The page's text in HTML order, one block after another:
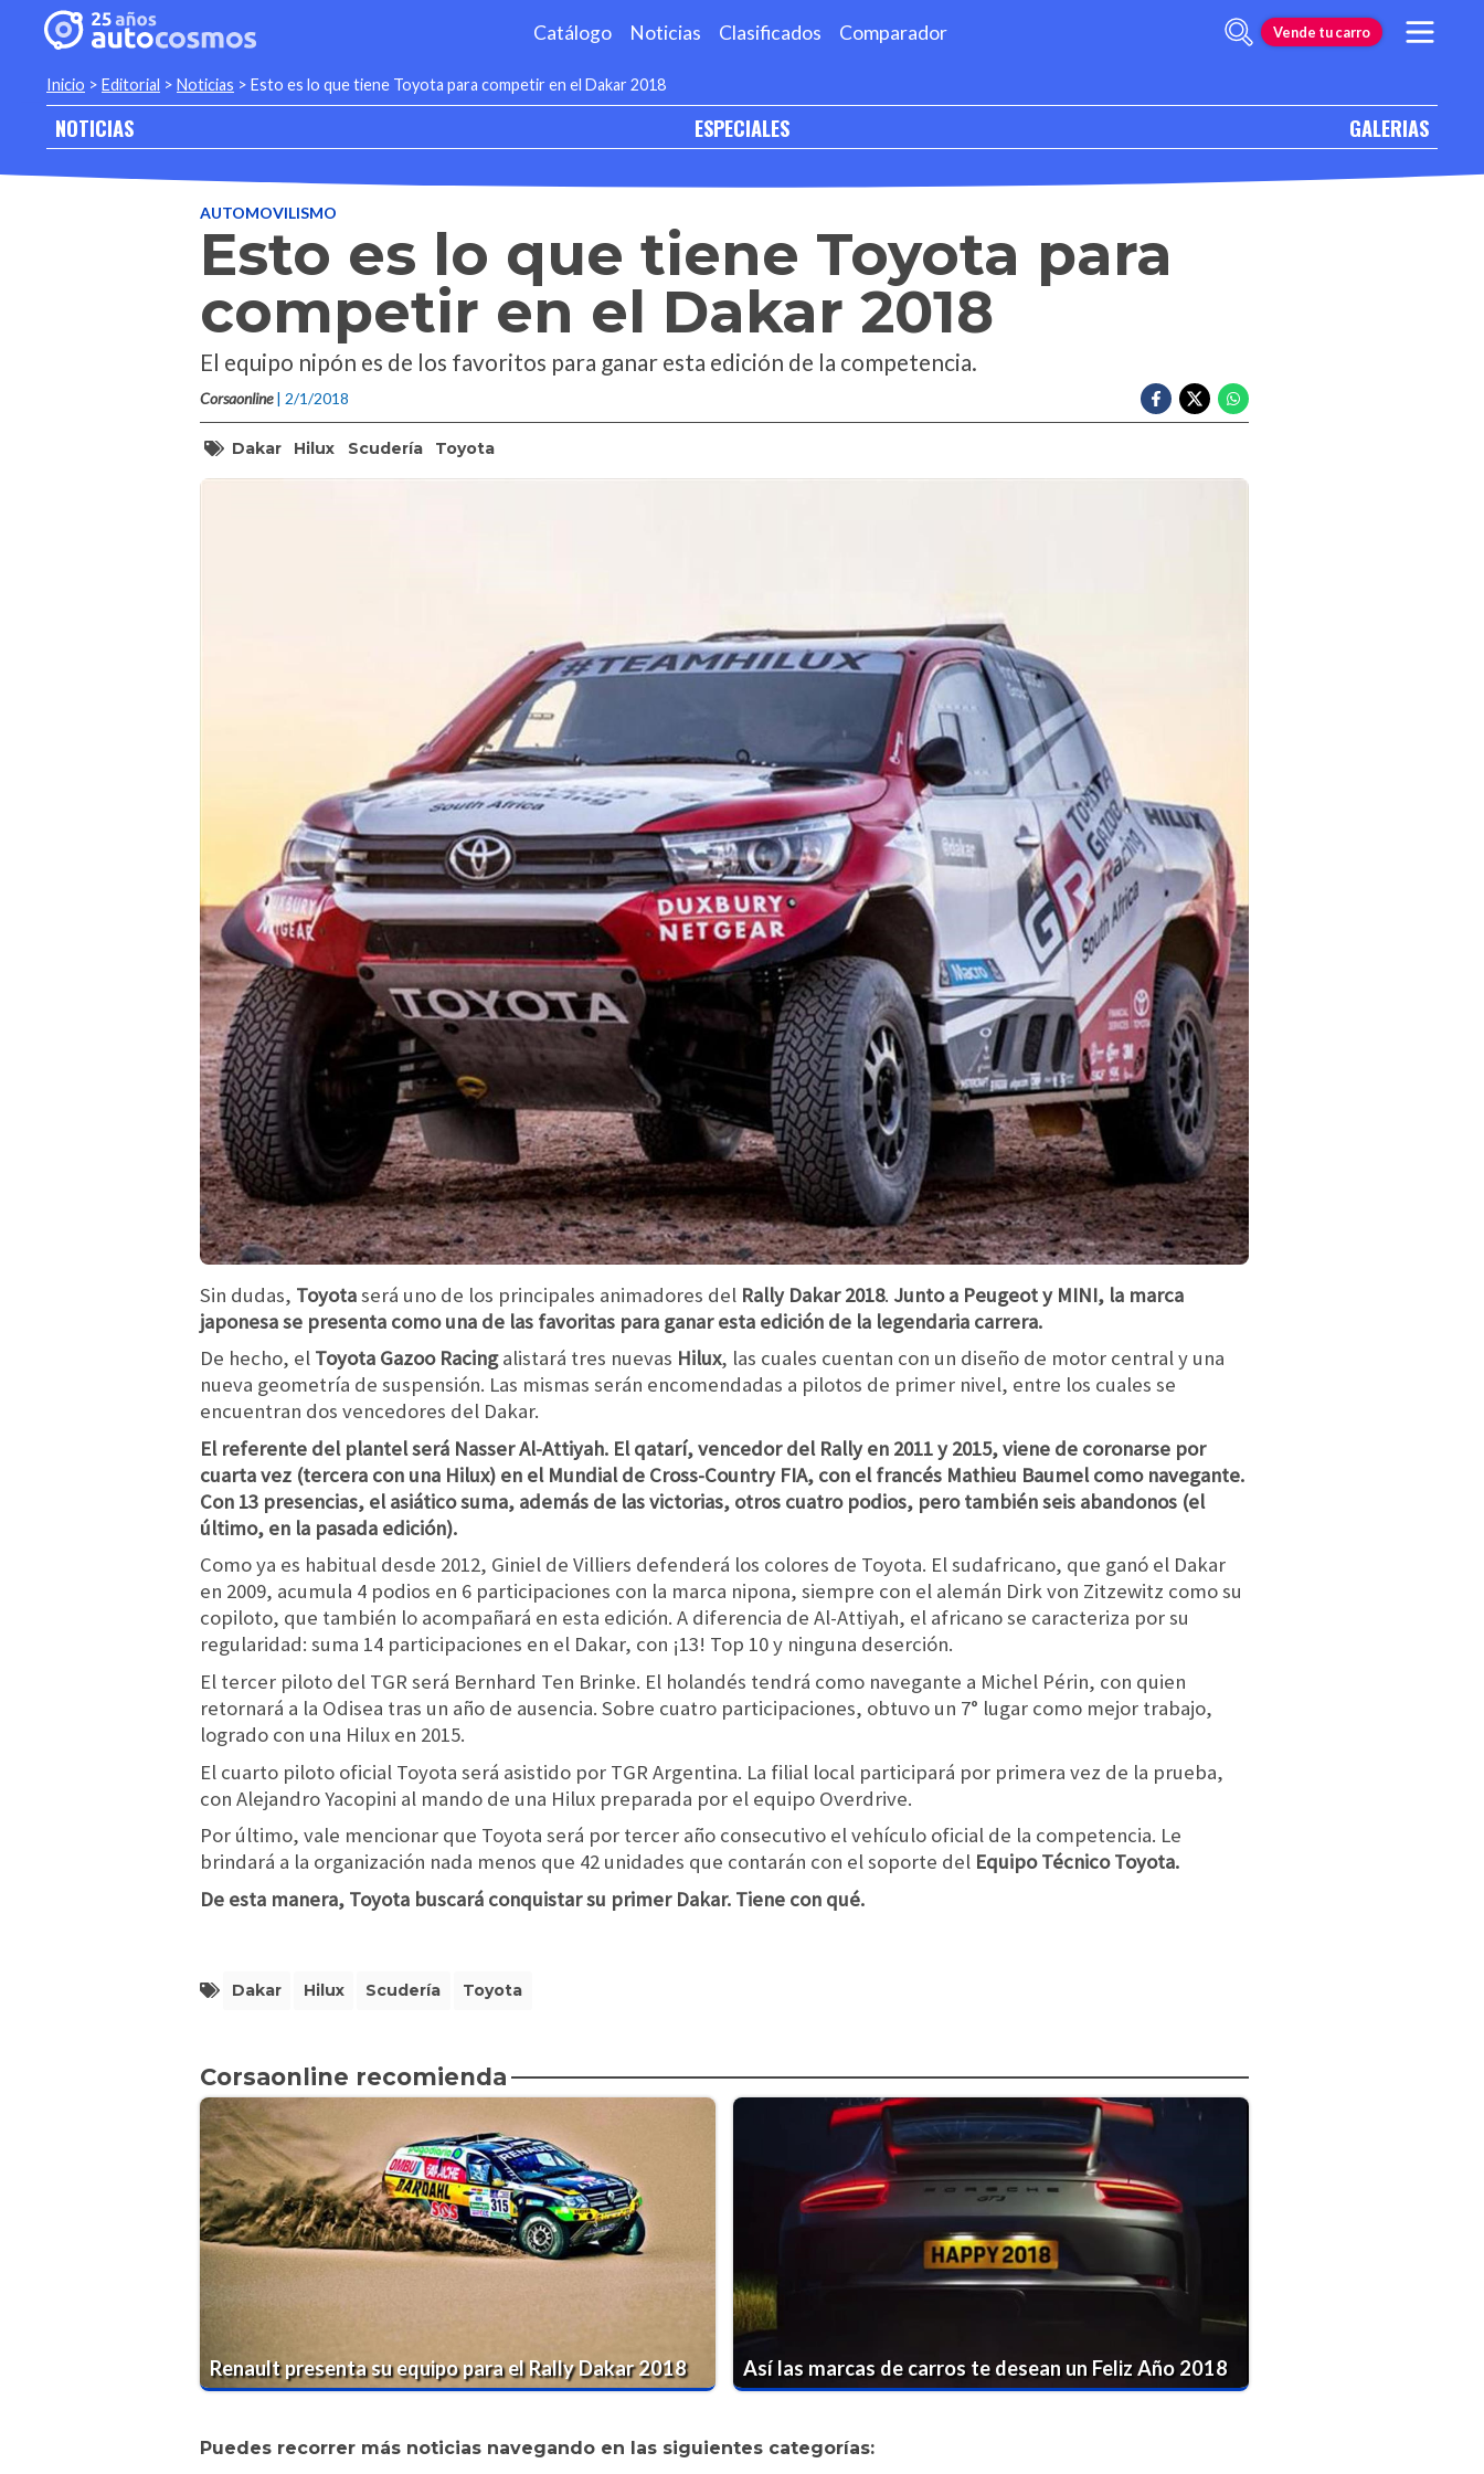
Catálogo Noticias Clasificados Comparador Vende tu carro
Inicio > Editorial > Noticias > Esto es lo que tiene Toyota para competir en el Dakar 2018
NOTICIAS ESPECIALES GALERIAS
AUTOMOVILISMO
Esto es lo que tiene Toyota para
competir en el Dakar 2018
El equipo nipón es de los favoritos para ganar esta edición de la competencia.
Corsaonline | 2/1/2018
Dakar Hilux Scudería Toyota
Sin dudas, Toyotaserá uno de los principales animadores del Rally Dakar 2018. Junto a Peugeot y MINI, la marca
japonesa se presenta como una de las favoritas para ganar esta edición de la legendaria carrera.
De hecho, el Toyota Gazoo Racingalistará tres nuevas Hilux, las cuales cuentan con un diseño de motor central y una
nueva geometría de suspensión. Las mismas serán encomendadas a pilotos de primer nivel, entre los cuales se
encuentran dos vencedores del Dakar.
El referente del plantel será Nasser Al-Attiyah. El qatarí, vencedor del Rally en 2011 y 2015, viene de coronarse por
cuarta vez (tercera con una Hilux) en el Mundial de Cross-Country FIA, con el francés Mathieu Baumel como navegante.
Con 13 presencias, el asiático suma, además de las victorias, otros cuatro podios, pero también seis abandonos (el
último, en la pasada edición).
Como ya es habitual desde 2012, Giniel de Villiers defenderá los colores de Toyota. El sudafricano, que ganó el Dakar
en 2009, acumula 4 podios en 6 participaciones con la marca nipona, siempre con el alemán Dirk von Zitzewitz como su
copiloto, que también lo acompañará en esta edición. A diferencia de Al-Attiyah, el africano se caracteriza por su
regularidad: suma 14 participaciones en el Dakar, con ¡13! Top 10 y ninguna deserción.
El tercer piloto del TGR será Bernhard Ten Brinke. El holandés tendrá como navegante a Michel Périn, con quien
retornará a la Odisea tras un año de ausencia. Sobre cuatro participaciones, obtuvo un 7° lugar como mejor trabajo,
logrado con una Hilux en 2015.
El cuarto piloto oficial Toyota será asistido por TGR Argentina. La filial local participará por primera vez de la prueba,
con Alejandro Yacopini al mando de una Hilux preparada por el equipo Overdrive.
Por último, vale mencionar que Toyota será por tercer año consecutivo el vehículo oficial de la competencia. Le
brindará a la organización nada menos que 42 unidades que contarán con el soporte del Equipo Técnico Toyota.
De esta manera, Toyota buscará conquistar su primer Dakar. Tiene con qué.
Dakar Hilux Scudería Toyota
Corsaonline recomienda
Renault presenta su equipo para el Rally Dakar 2018 Así las marcas de carros te desean un Feliz Año 2018
Puedes recorrer más noticias navegando en las siguientes categorías: